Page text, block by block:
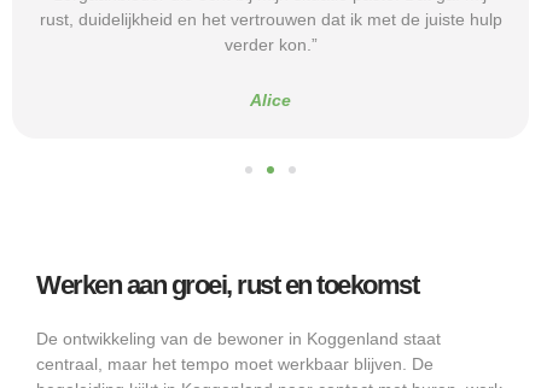
rust, duidelijkheid en het vertrouwen dat ik met de juiste hulp
verder kon.”
Alice
Werken aan groei, rust en toekomst
De ontwikkeling van de bewoner in Koggenland staat
centraal, maar het tempo moet werkbaar blijven. De